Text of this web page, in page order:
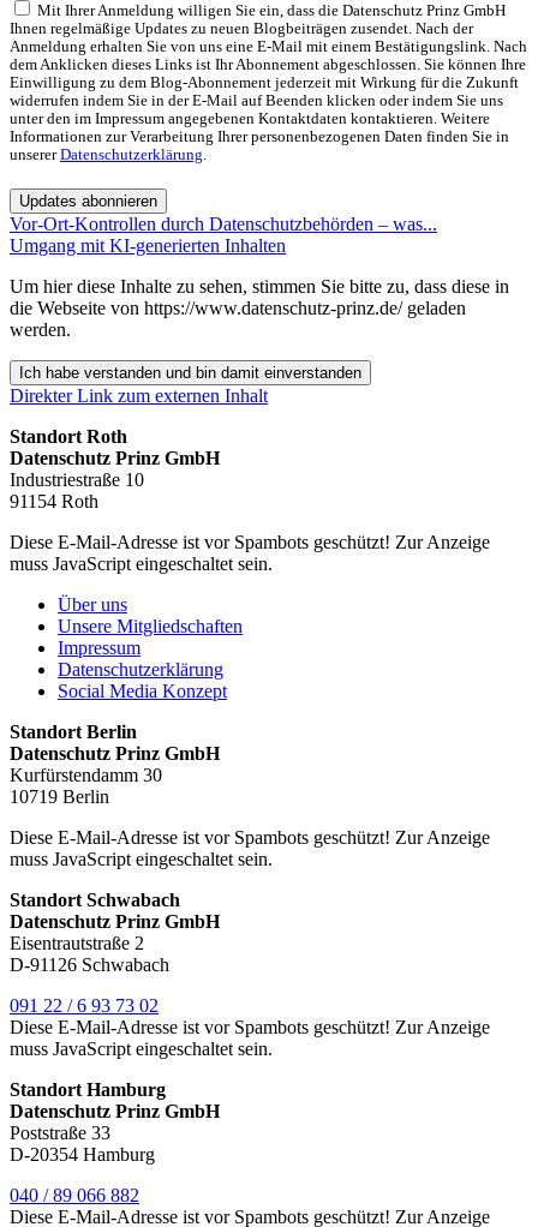
Mit Ihrer Anmeldung willigen Sie ein, dass die Datenschutz Prinz GmbH
Ihnen regelmäßige Updates zu neuen Blogbeiträgen zusendet. Nach der
Anmeldung erhalten Sie von uns eine E-Mail mit einem Bestätigungslink. Nach
dem Anklicken dieses Links ist Ihr Abonnement abgeschlossen. Sie können Ihre
Einwilligung zu dem Blog-Abonnement jederzeit mit Wirkung für die Zukunft
widerrufen indem Sie in der E-Mail auf Beenden klicken oder indem Sie uns
unter den im Impressum angegebenen Kontaktdaten kontaktieren. Weitere
Informationen zur Verarbeitung Ihrer personenbezogenen Daten finden Sie in
unsererDatenschutzerklärung.
Updates abonnieren
Vor-Ort-Kontrollen durch Datenschutzbehörden – was...
Umgang mit KI-generierten Inhalten
Um hier diese Inhalte zu sehen, stimmen Sie bitte zu, dass diese in
die Webseite von https://www.datenschutz-prinz.de/ geladen
werden.
Ich habe verstanden und bin damit einverstanden
Direkter Link zum externen Inhalt
Standort Roth
Datenschutz Prinz GmbH
Industriestraße 10
91154 Roth
Diese E-Mail-Adresse ist vor Spambots geschützt! Zur Anzeige
muss JavaScript eingeschaltet sein.
Über uns
Unsere Mitgliedschaften
Impressum
Datenschutzerklärung
Social Media Konzept
Standort Berlin
Datenschutz Prinz GmbH
Kurfürstendamm 30
10719 Berlin
Diese E-Mail-Adresse ist vor Spambots geschützt! Zur Anzeige
muss JavaScript eingeschaltet sein.
Standort Schwabach
Datenschutz Prinz GmbH
Eisentrautstraße 2
D-91126 Schwabach
091 22 / 6 93 73 02
Diese E-Mail-Adresse ist vor Spambots geschützt! Zur Anzeige
muss JavaScript eingeschaltet sein.
Standort Hamburg
Datenschutz Prinz GmbH
Poststraße 33
D-20354 Hamburg
040 / 89 066 882
Diese E-Mail-Adresse ist vor Spambots geschützt! Zur Anzeige